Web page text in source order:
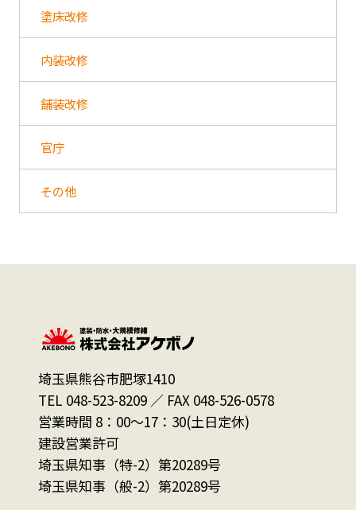
塗床改修
内装改修
舗装改修
官庁
その他
埼玉県熊谷市肥塚1410
TEL 048-523-8209 ／ FAX 048-526-0578
営業時間 8：00～17：30(土日定休)
建設営業許可
埼玉県知事（特-2）第20289号
埼玉県知事（般-2）第20289号